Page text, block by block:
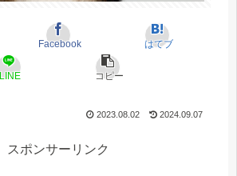
Facebook はてブ
LINE コピー
2023.08.02 2024.09.07
スポンサーリンク